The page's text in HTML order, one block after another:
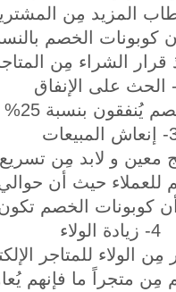
المشترين أكدوا أن
الشراء مِن
لا يمتلكون كوبونات خصم.
معين و لابد مِن
للعملاء حيث أن
كوبونات الخصم
4- زيادة الولاء
الولاء للمتاجر
مِن متجراً ما فإنهم